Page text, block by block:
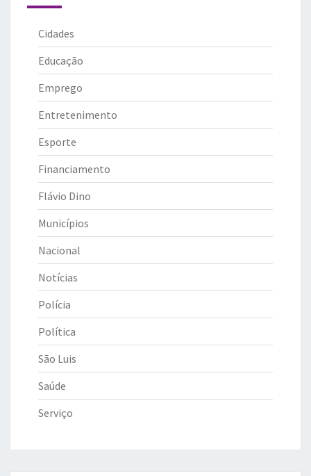
Cidades
Educação
Emprego
Entretenimento
Esporte
Financiamento
Flávio Dino
Municípios
Nacional
Notícias
Polícia
Política
São Luis
Saúde
Serviço